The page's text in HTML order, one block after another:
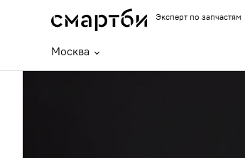
Эксперт по запчастям
Москва